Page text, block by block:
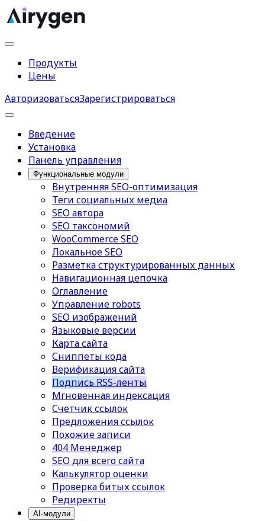
Продукты
Цены
АвторизоватьсяЗарегистрироваться
Введение
Установка
Панель управления
Функциональные модули
Внутренняя SEO-оптимизация
Теги социальных медиа
SEO автора
SEO таксономий
WooCommerce SEO
Локальное SEO
Разметка структурированных данных
Навигационная цепочка
Оглавление
Управление robots
SEO изображений
Языковые версии
Карта сайта
Сниппеты кода
Верификация сайта
Подпись RSS-ленты
Мгновенная индексация
Счетчик ссылок
Предложения ссылок
Похожие записи
404 Менеджер
SEO для всего сайта
Калькулятор оценки
Проверка битых ссылок
Редиректы
AI-модули